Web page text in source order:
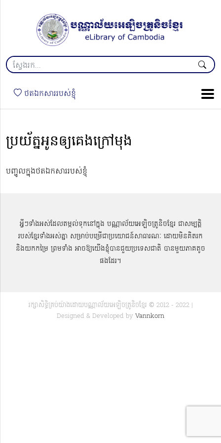
ថតឯកសាររបស់ខ្ញុំ
ប្រយ័ត្នអូនឲ្យគេងក្រៅមុង
បញ្ចូលក្នុងថតឯកសាររបស់ខ្ញុំ
អ្វីៗទាំងអស់ដែលតម្កល់ទុកនៅក្នុង បណ្ណាល័យអេឡិចត្រូនិចខ្មែរ ជាសម្បតិ្ត
របស់ខ្មែរទាំងអស់គ្នា សម្រាប់បម្រើជាប្រយោជន៍សាធារណៈ ដោយមិនគិតរក
និងយកកម្រៃ ព្រមទាំង អាចឱ្យយើងខ្ញុំបានជួយប្រទេសជាតិ បានមួយភាគតូច
ផងដែរ។
រក្សាសិទ្ធិគ្រប់យ៉ាងដោយបណ្ណាល័យអេឡិចត្រូនិចខ្មែរ © 2012 - 2022 |
Designed & Developed by Vannkorn